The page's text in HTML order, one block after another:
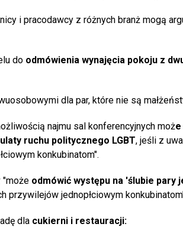
i pracodawcy z różnych branż mogą
do odmówienia wynajęcia pokoju z
dla par, które nie są
najmu sal konferencyjnych moż
ruchu politycznego LGBT, jeśli z
konkubinatom".
"może odmówić występu na 'ślubie pary
przywilejów jednopłciowym
dla cukierni i restauracji: